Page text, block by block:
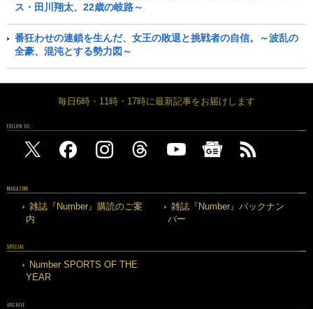
ス・田川翔太、22歳の岐路～
番狂わせの連鎖を生んだ、女王の敗退と挑戦者の自信。～波乱の
全豪、混沌とする勢力図～
毎日6時・11時・17時に最新記事をお届けします
FOLLOW US
MAGAZINE
雑誌『Number』購読のご案
内
雑誌『Number』バックナン
バー
SPECIAL
Number SPORTS OF THE
YEAR
ARCHIVE